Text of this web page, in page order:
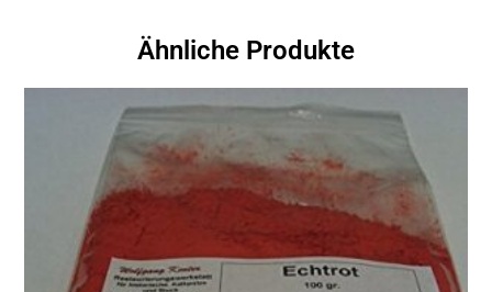
Ähnliche Produkte